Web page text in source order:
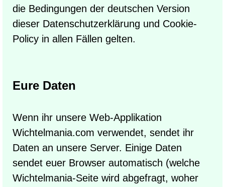
die Bedingungen der deutschen Version
dieser Datenschutzerklärung und Cookie-
Policy in allen Fällen gelten.
Eure Daten
Wenn ihr unsere Web-Applikation
Wichtelmania.com verwendet, sendet ihr
Daten an unsere Server. Einige Daten
sendet euer Browser automatisch (welche
Wichtelmania-Seite wird abgefragt, woher